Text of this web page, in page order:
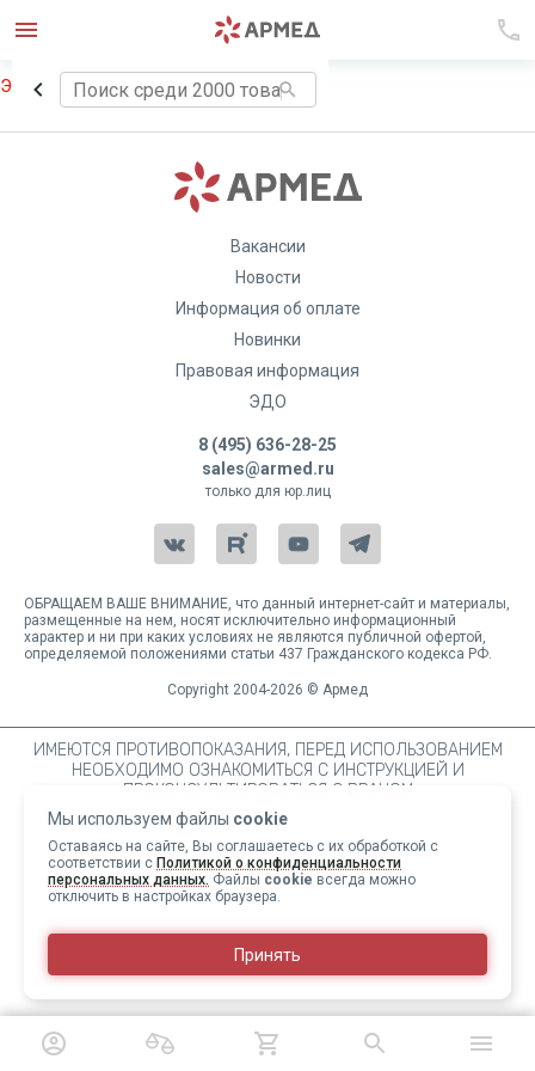
Элемент не найден!
Мы используем файлы cookie
Оставаясь на сайте, Вы соглашаетесь с их обработкой с
соответствии с Политикой о конфиденциальности
персональных данных. Файлы cookie всегда можно
отключить в настройках браузера.
Принять
Вакансии
Новости
Информация об оплате
Новинки
Правовая информация
ЭДО
8 (495) 636-28-25
sales@armed.ru
только для юр.лиц
ОБРАЩАЕМ ВАШЕ ВНИМАНИЕ, что данный интернет-сайт и материалы,
размещенные на нем, носят исключительно информационный
характер и ни при каких условиях не являются публичной офертой,
определяемой положениями статьи 437 Гражданского кодекса РФ.
Copyright 2004-2026 © Армед
ИМЕЮТСЯ ПРОТИВОПОКАЗАНИЯ, ПЕРЕД ИСПОЛЬЗОВАНИЕМ
НЕОБХОДИМО ОЗНАКОМИТЬСЯ С ИНСТРУКЦИЕЙ И
ПРОКОНСУЛЬТИРОВАТЬСЯ С ВРАЧОМ